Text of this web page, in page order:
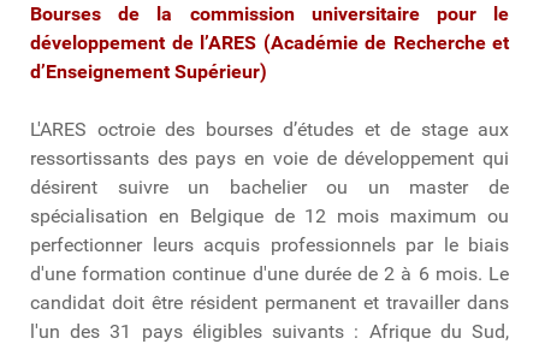
Bourses de la commission universitaire pour le
développement de l’ARES (Académie de Recherche et
d’Enseignement Supérieur)
L'ARES octroie des bourses d’études et de stage aux
ressortissants des pays en voie de développement qui
désirent suivre un bachelier ou un master de
spécialisation en Belgique de 12 mois maximum ou
perfectionner leurs acquis professionnels par le biais
d'une formation continue d'une durée de 2 à 6 mois. Le
candidat doit être résident permanent et travailler dans
l'un des 31 pays éligibles suivants : Afrique du Sud,